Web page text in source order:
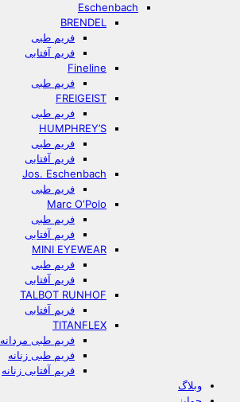
Eschenbach
BRENDEL
فریم طبی
فریم آفتابی
Fineline
فریم طبی
FREIGEIST
فریم طبی
HUMPHREY’S
فریم طبی
فریم آفتابی
Jos. Eschenbach
فریم طبی
Marc O‘Polo
فریم طبی
فریم آفتابی
MINI EYEWEAR
فریم طبی
فریم آفتابی
TALBOT RUNHOF
فریم آفتابی
TITANFLEX
فریم طبی مردانه
فریم طبی زنانه
فریم آفتابی زنانه
وبلاگ